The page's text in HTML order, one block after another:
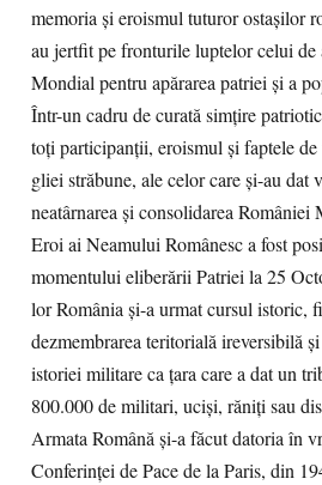
memoria și eroismul tuturor ostașilor
au jertfit pe fronturile luptelor celui
Mondial pentru apărarea patriei și a
Într-un cadru de curată simțire
toți participanții, eroismul și faptele
gliei străbune, ale celor care și-au dat
neatârnarea și consolidarea României
Eroi ai Neamului Românesc a fost
momentului eliberării Patriei la 25
lor România și-a urmat cursul istoric,
dezmembrarea teritorială ireversibilă
istoriei militare ca țara care a dat un
800.000 de militari, uciși, răniți sau
Armata Română și-a făcut datoria în
Conferinței de Pace de la Paris, din